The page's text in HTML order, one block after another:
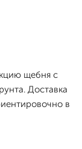
щебня с
Доставка
в